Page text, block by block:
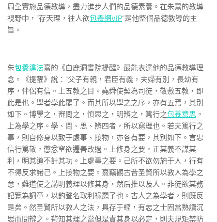
周全實施品德教導，盡力進步人們的品德素養。在朱熹的教導
視野中，“存天理，往人欲包養網VIP”是他整個品德教導的主
旨。
朱包養違法熹的《白鹿洞書院提醒》最能表達他的品德教導理
念。《提醒》說：“父子有親，君臣有義，夫婦有別，長幼有
序，伴侶有信。上五教之目。堯舜使契為司徒，敬敷五教，即
此是也。學者學此罷了。而其所以學之之序，亦有五焉，其別
如下。博學之，審問之，慎思之，明辨之，篤行之包養意思 。
上為學之序。學、問、思、辨四者，所以窮理也。若夫篤行之
事，則自修身以致于處事、接物，亦各有要，其別如下。言忠
信行篤敬，懲忿窒欲遷善改過。上修身之要。正其義不謀其
利，明其道不計其功。上處事之要。己所不欲勿施于人，行有
不得反求諸己。上接物之要。熹竊觀古昔圣賢所以教人為學之
意，難道使之講明義理以修其身，然后推以及人。非徒欲其務
記覽為詞章，以釣聲名取利祿罷了也。古人之為學者，則既反
是矣。然圣賢所以教人之法，具存于經，有志之士固當熟讀沉
思而問辨之。茍知其理之當但是責其身以必定，則夫規矩禁防